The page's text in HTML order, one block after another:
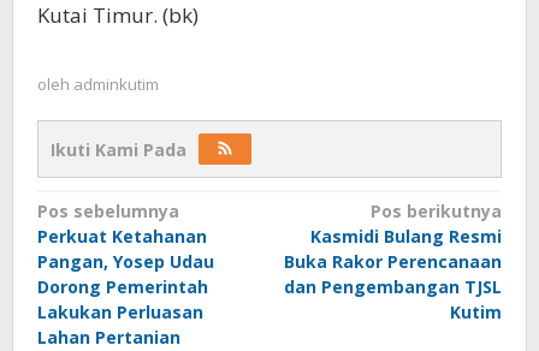
Kutai Timur. (bk)
oleh adminkutim
Ikuti Kami Pada
Navigasi
pos
Pos sebelumnya
Perkuat Ketahanan
Pangan, Yosep Udau
Dorong Pemerintah
Lakukan Perluasan
Lahan Pertanian
Pos berikutnya
Kasmidi Bulang Resmi
Buka Rakor Perencanaan
dan Pengembangan TJSL
Kutim